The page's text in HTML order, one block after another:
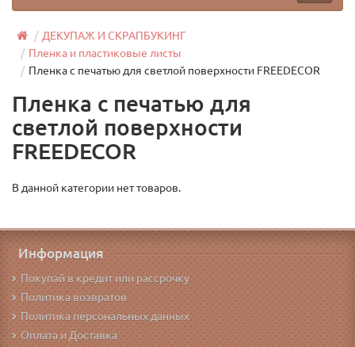
ДЕКУПАЖ И СКРАПБУКИНГ
Пленка и пластиковые листы
Пленка с печатью для светлой поверхности FREEDECOR
Пленка с печатью для
светлой поверхности
FREEDECOR
В данной категории нет товаров.
Информация
Покупай в кредит или рассрочку
Политика возвратов
Политика персональных данных
Оплата и Доставка